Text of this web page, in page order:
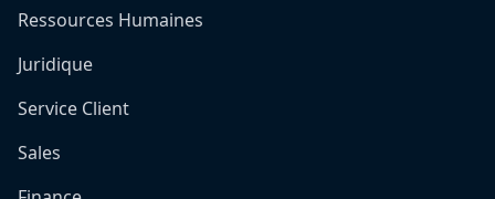
Ressources Humaines
Juridique
Service Client
Sales